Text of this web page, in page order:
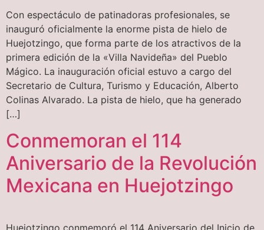
Con espectáculo de patinadoras profesionales, se
inauguró oficialmente la enorme pista de hielo de
Huejotzingo, que forma parte de los atractivos de la
primera edición de la «Villa Navideña» del Pueblo
Mágico. La inauguración oficial estuvo a cargo del
Secretario de Cultura, Turismo y Educación, Alberto
Colinas Alvarado. La pista de hielo, que ha generado
[…]
Conmemoran el 114
Aniversario de la Revolución
Mexicana en Huejotzingo
Huejotzingo conmemoró el 114 Aniversario del Inicio de